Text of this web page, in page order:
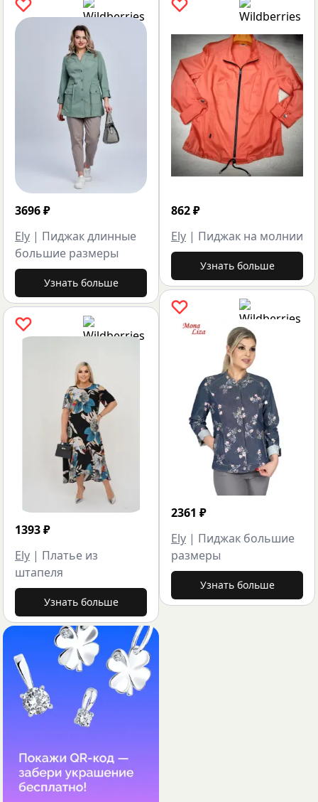
3696₽
Ely | Пиджак длинные
большие размеры
Узнать больше
1393₽
Ely | Платье из
штапеля
Узнать больше
862₽
Ely | Пиджак на молнии
Узнать больше
2361 ₽
Ely | Пиджак большие
размеры
Узнать больше